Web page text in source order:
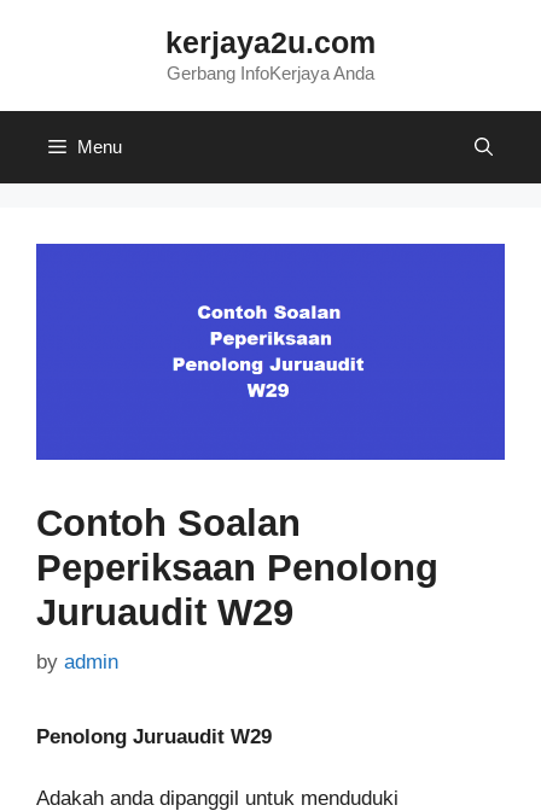
kerjaya2u.com
Gerbang InfoKerjaya Anda
Menu
Contoh Soalan
Peperiksaan Penolong
Juruaudit W29
by admin
Penolong Juruaudit W29
Adakah anda dipanggil untuk menduduki